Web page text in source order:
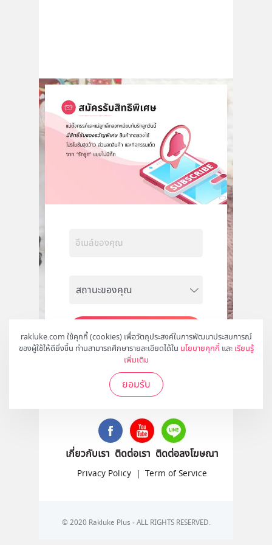
rakluke.com ใช้คุกกี้ (cookies) เพื่อวัตถุประสงค์ในการพัฒนาประสบการณ์
ของผู้ใช้ให้ดียิ่งขึ้น ท่านสามารถศึกษารายละเอียดได้ใน นโยบายคุกกี้ และ เรียนรู้
เพิ่มเติม
ยอมรับ
สมัคร
ติดตามเราได้ที่
เกี่ยวกับเรา ติดต่อเรา ติดต่อลงโฆษณา
Privacy Policy | Term of Service
© 2020 Rakluke Plus - ALL RIGHTS RESERVED.